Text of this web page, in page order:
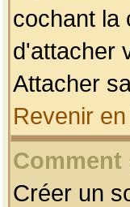
cochant la
d'attacher
Attacher
Revenir
Comment
Créer un